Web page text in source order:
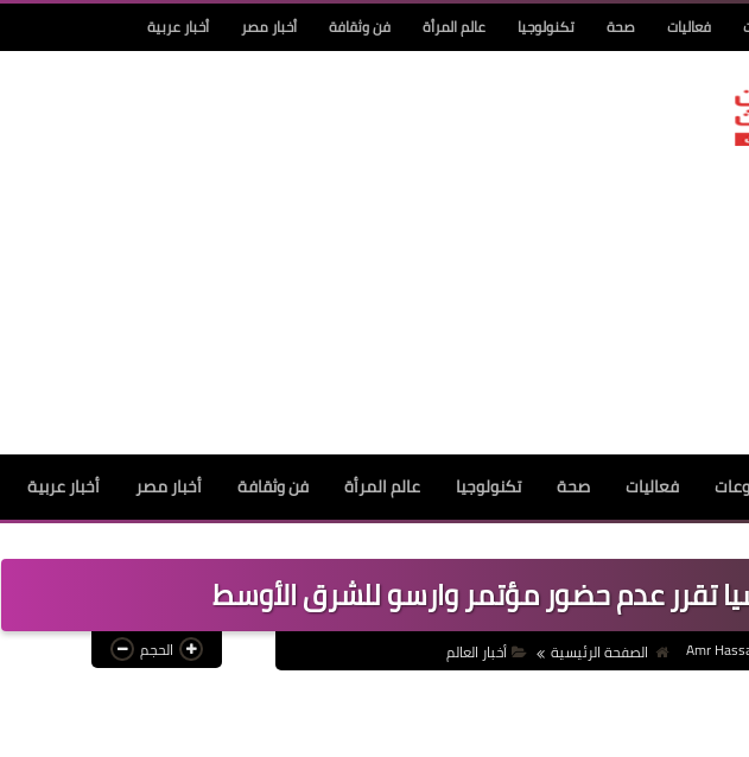
فعاليات صحة تكنولوجيا عالم المرأة فن وثقافة أخبار مصر أخبار عربية
فعاليات صحة تكنولوجيا عالم المرأة فن وثقافة أخبار مصر أخبار عربية
تقرر عدم حضور مؤتمر وارسو للشرق الأوسط
Amr الصفحة الرئيسية أخبار العالم الحجم